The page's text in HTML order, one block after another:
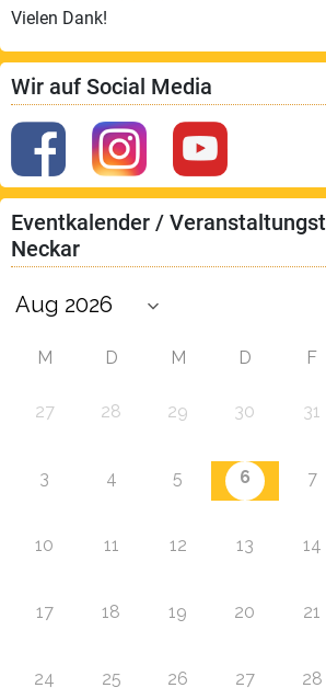
Vielen Dank!
Wir auf Social Media
Eventkalender /
Neckar
M D M D F
27 28 29 30 31
3 4 5 6 7
10 11 12 13 14
17 18 19 20 21
24 25 26 27 28